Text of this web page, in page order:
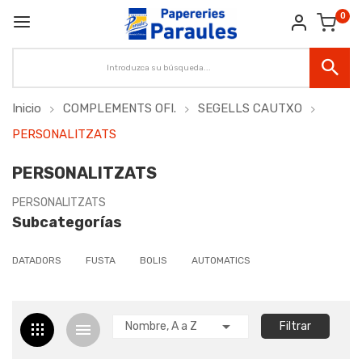
0
Inicio COMPLEMENTS OFI.
SEGELLS CAUTXO
PERSONALITZATS
PERSONALITZATS
PERSONALITZATS
Subcategorías
DATADORS FUSTA BOLIS AUTOMATICS
Nombre, A a Z  Filtrar